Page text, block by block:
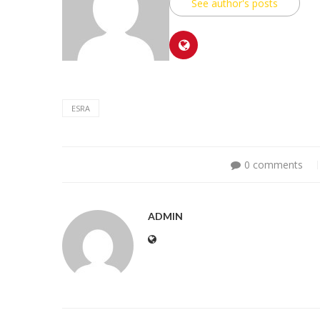
See author's posts
ESRA
0 comments
ADMIN